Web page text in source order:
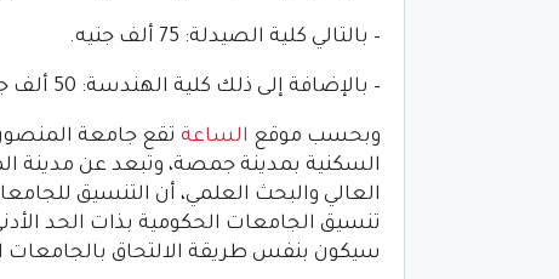
– بالتالي كلية الصيدلة: 75 ألف جنيه.
– بالإضافة إلى ذلك كلية الهندسة: 50 ألف جنيه.
وبحسب موقع الساعة
العالي والبحث العلمي، أن التنسيق
تنسيق الجامعات الحكومية بذات الحد
سيكون بنفس طريقة الالتحاق بالجامعات